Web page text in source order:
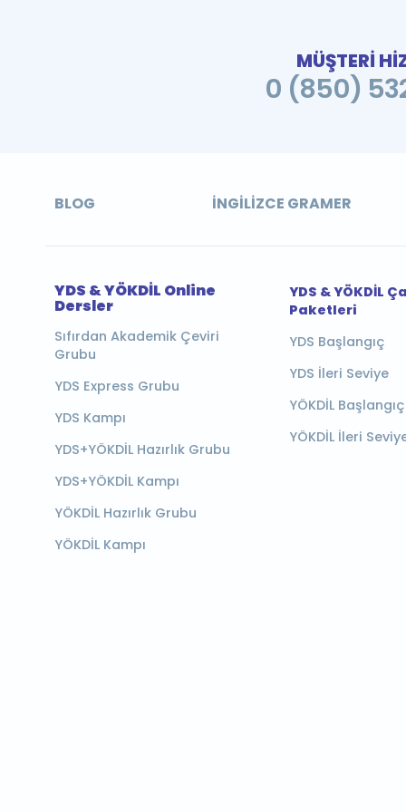
MÜŞTERİ
0 (850)
BLOG İNGILIZCE GRAMER
YDS & YÖKDİL Online
Dersler
Sıfırdan Akademik Çeviri
Grubu
YDS Express Grubu
YDS Kampı
YDS+YÖKDİL Hazırlık Grubu
YDS+YÖKDİL Kampı
YÖKDİL Hazırlık Grubu
YÖKDİL Kampı
YDS & YÖKDİL
Paketleri
YDS Başlangıç
YDS İleri Seviye
YÖKDİL Başlangıç
YÖKDİL İleri